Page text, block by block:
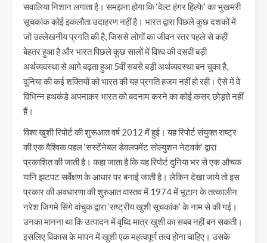
सवालिया निशान लगाता है। समझना होगा कि ‘वेल्ट हंगर हिल्फे’ का भुखमरी
सूचकांक कोई इकलौता उदाहरण नहीं है। भारत द्वारा पिछले कुछ दशकों में
जो उल्लेखनीय प्रगति की है, जिससे लोगों का जीवन स्तर पहले से कहीं
बेहतर हुआ है और भारत पिछले कुछ सालों में विश्व की दसवीं बड़ी
अर्थव्यवस्था से आगे बढ़ता हुआ 5वीं सबसे बड़ी अर्थव्यवस्था बन चुका है,
दुनिया की कई शक्तियों को भारत की यह प्रगति हजम नहीं हो रही। ऐसे में वे
विभिन्न हथकंडे अपनाकर भारत को बदनाम करने का कोई कसर छोड़ते नहीं
हैं।
विश्व खुशी रिपोर्ट की शुरूआत वर्ष 2012 में हुई। यह रिपोर्ट संयुक्त राष्ट्र
की एक वैश्विक पहल ‘सस्टेंनेबल डेवलपमेंट सोल्युशन नेटवर्क’ द्वारा
प्रकाशित की जाती है। कहा जाता है कि यह रिपोर्ट दुनिया भर से एक औचक
यानि झटपट सर्वेक्षण के आधार पर बनाई जाती है। लेकिन देखा जाये तो इस
प्रकार की अवधारणा की शुरुआत वास्तव में 1974 में भूटान के तत्कालीन
नरेश जिगमे सिंगे वांचुक द्वारा ‘राष्ट्रीय खुशी सूचकांक’ के नाम से की गई।
उनका मानना था कि उत्पादन में वृध्दि मात्र खुशी का सबब नहीं बन सकती।
इसलिए विकास के मापन में खुशी एक महत्वपूर्ण तत्व होना चाहिए। उसके